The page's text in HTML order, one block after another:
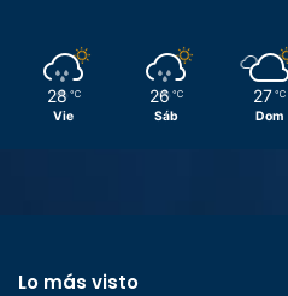
28 ℃
Vie
26 ℃
Sáb
27 ℃
Dom
Lo más visto